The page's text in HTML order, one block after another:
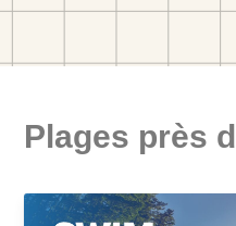
Plages près